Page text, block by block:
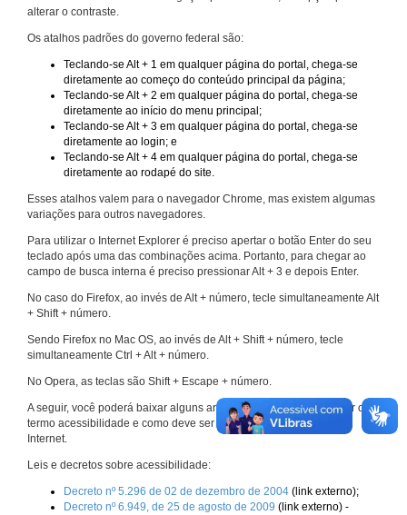
alterar o contraste.
Os atalhos padrões do governo federal são:
Teclando-se Alt + 1 em qualquer página do portal, chega-se
diretamente ao começo do conteúdo principal da página;
Teclando-se Alt + 2 em qualquer página do portal, chega-se
diretamente ao início do menu principal;
Teclando-se Alt + 3 em qualquer página do portal, chega-se
diretamente ao login; e
Teclando-se Alt + 4 em qualquer página do portal, chega-se
diretamente ao rodapé do site.
Esses atalhos valem para o navegador Chrome, mas existem algumas
variações para outros navegadores.
Para utilizar o Internet Explorer é preciso apertar o botão Enter do seu
teclado após uma das combinações acima. Portanto, para chegar ao
campo de busca interna é preciso pressionar Alt + 3 e depois Enter.
No caso do Firefox, ao invés de Alt + número, tecle simultaneamente Alt
+ Shift + número.
Sendo Firefox no Mac OS, ao invés de Alt + Shift + número, tecle
simultaneamente Ctrl + Alt + número.
No Opera, as teclas são Shift + Escape + número.
A seguir, você poderá baixar alguns arquivos que explicam melhor o
termo acessibilidade e como deve ser implementado nos sites da
Internet.
Leis e decretos sobre acessibilidade:
Decreto nº 5.296 de 02 de dezembro de 2004 (link externo);
Decreto nº 6.949, de 25 de agosto de 2009 (link externo) -